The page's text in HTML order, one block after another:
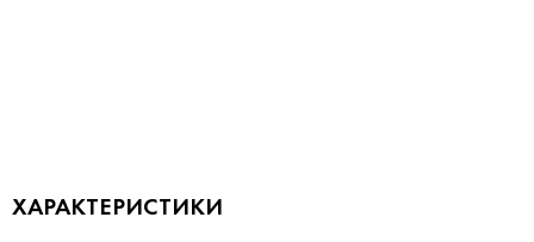
ХАРАКТЕРИСТИКИ